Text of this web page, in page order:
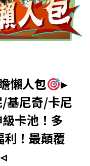
懶人包
▸
基尼奇/卡尼
卡池！多
！最顛覆